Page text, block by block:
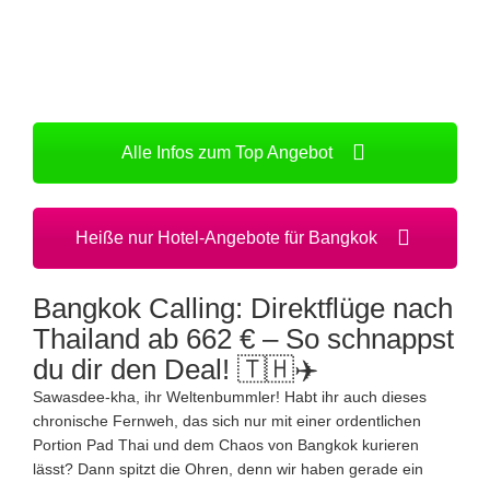
Alle Infos zum Top Angebot
Heiße nur Hotel-Angebote für Bangkok
Bangkok Calling: Direktflüge nach
Thailand ab 662 € – So schnappst
du dir den Deal! 🇹🇭✈️
Sawasdee-kha, ihr Weltenbummler! Habt ihr auch dieses
chronische Fernweh, das sich nur mit einer ordentlichen
Portion Pad Thai und dem Chaos von Bangkok kurieren
lässt? Dann spitzt die Ohren, denn wir haben gerade ein